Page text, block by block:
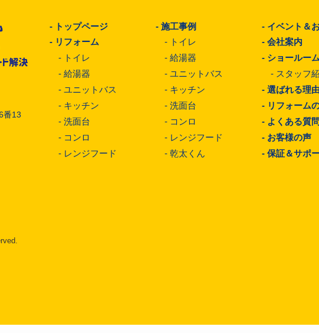
番13
- トップページ
- リフォーム
- トイレ
-給湯器
-ユニットバス
- キッチン
-洗面台
- コンロ
- レンジフード
-施工事例
- トイレ
-給湯器
-ユニットバス
- キッチン
-洗面台
- コンロ
- レンジフード
-乾太くん
- イベント＆
-会社案内
- ショールー
- スタッフ
-選ばれる理
- リフォーム
- よくある質
- お客様の声
-保証＆サポ